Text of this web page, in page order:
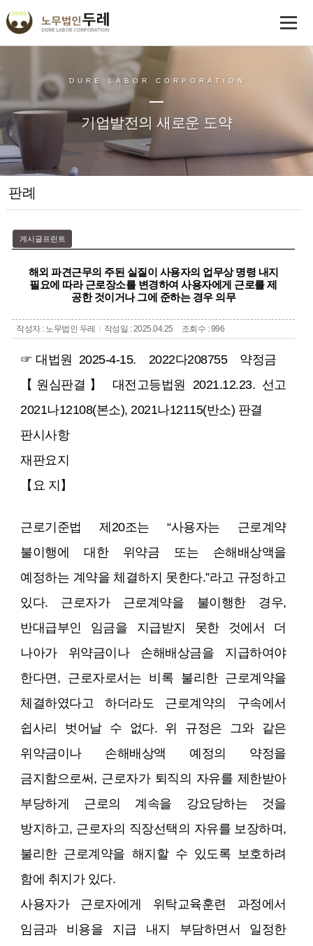
DURE LABOR CORPORATION
기업발전의 새로운 도약
판례
게시글프린트
해외 파견근무의 주된 실질이 사용자의 업무상 명령 내지
필요에 따라 근로장소를 변경하여 사용자에게 근로를 제
공한 것이거나 그에 준하는 경우 의무
작성자 : 노무법인 두레 작성일 : 2025.04.25 조회수 : 996
☞ 대법원 2025-4-15. 2022다208755 약정금
【원심판결】 대전고등법원 2021.12.23. 선고
2021나12108(본소), 2021나12115(반소) 판결
판시사항
재판요지
【요 지】
근로기준법 제20조는 “사용자는 근로계약
불이행에 대한 위약금 또는 손해배상액을
예정하는 계약을 체결하지 못한다.”라고 규정하고
있다. 근로자가 근로계약을 불이행한 경우,
반대급부인 임금을 지급받지 못한 것에서 더
나아가 위약금이나 손해배상금을 지급하여야
한다면, 근로자로서는 비록 불리한 근로계약을
체결하였다고 하더라도 근로계약의 구속에서
쉽사리 벗어날 수 없다. 위 규정은 그와 같은
위약금이나 손해배상액 예정의 약정을
금지함으로써, 근로자가 퇴직의 자유를 제한받아
부당하게 근로의 계속을 강요당하는 것을
방지하고, 근로자의 직장선택의 자유를 보장하며,
불리한 근로계약을 해지할 수 있도록 보호하려
함에 취지가 있다.
사용자가 근로자에게 위탁교육훈련 과정에서
임금과 비용을 지급 내지 부담하면서 일정한